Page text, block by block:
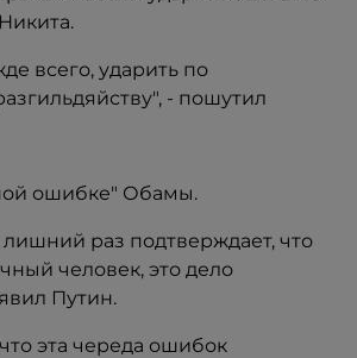
всего, ударить по
- пошутил
ошибке" Обамы.
раз подтверждает, что
человек, это дело
Путин.
эта череда ошибок